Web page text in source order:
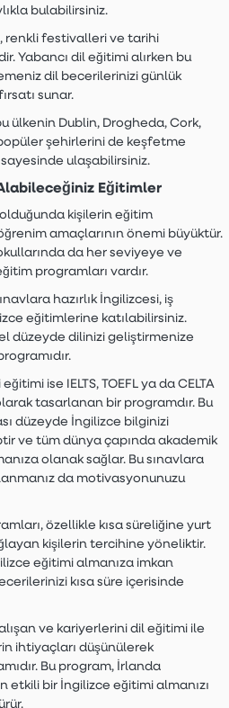
bulabilirsiniz.
renkli festivalleri ve tarihi
Yabancı dil eğitimi alırken bu
dil becerilerinizi günlük
sunar.
ülkenin Dublin, Drogheda, Cork,
şehirlerini de keşfetme
ulaşabilirsiniz.
Eğitimler
kişilerin eğitim
amaçlarının önemi büyüktür.
da her seviyeye ve
programları vardır.
hazırlık İngilizcesi, iş
eğitimlerine katılabilirsiniz.
düzeyde dilinizi geliştirmenize
ise IELTS, TOEFL ya da CELTA
tasarlanan bir programdır. Bu
düzeyde İngilizce bilginizi
ve tüm dünya çapında akademik
olanak sağlar. Bu sınavlara
da motivasyonunuzu
özellikle kısa süreliğine yurt
kişilerin tercihine yöneliktir.
eğitimi almanıza imkan
kısa süre içerisinde
ve kariyerlerini dil eğitimi ile
ihtiyaçları düşünülerek
Bu program, İrlanda
etkili bir İngilizce eğitimi almanızı